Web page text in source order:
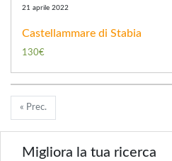
21 aprile 2022
Castellammare di Stabia
130€
« Prec.
Migliora la tua ricerca